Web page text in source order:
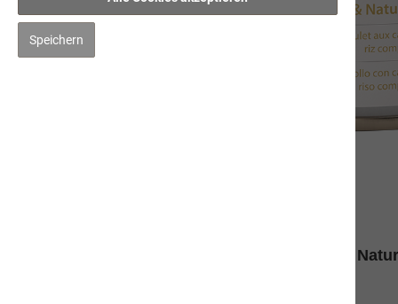
Produktinformationen "Huhn mit Karotten &
Speichern